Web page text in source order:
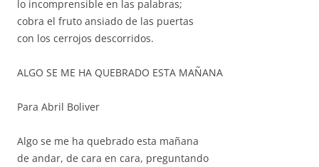
lo incomprensible en las palabras;
cobra el fruto ansiado de las puertas
con los cerrojos descorridos.
ALGO SE ME HA QUEBRADO ESTA MAÑANA
Para Abril Boliver
Algo se me ha quebrado esta mañana
de andar, de cara en cara, preguntando